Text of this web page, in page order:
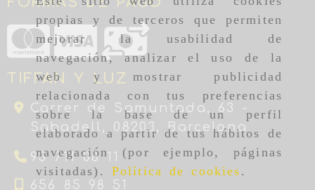
propias y de terceros que permiten
mejorar la usabilidad de
navegación, analizar el uso de la
web y mostrar publicidad
relacionada con tus preferencias
sobre la base de un perfil
elaborado a partir de tus hábitos de
navegación (por ejemplo, páginas
visitadas). Política de cookies .
TIFFAN Y LUZ
Carrer de Samuntada, 63 -
Sabadell, 08203, Barcelona
93 711 08 11
656 85 98 51